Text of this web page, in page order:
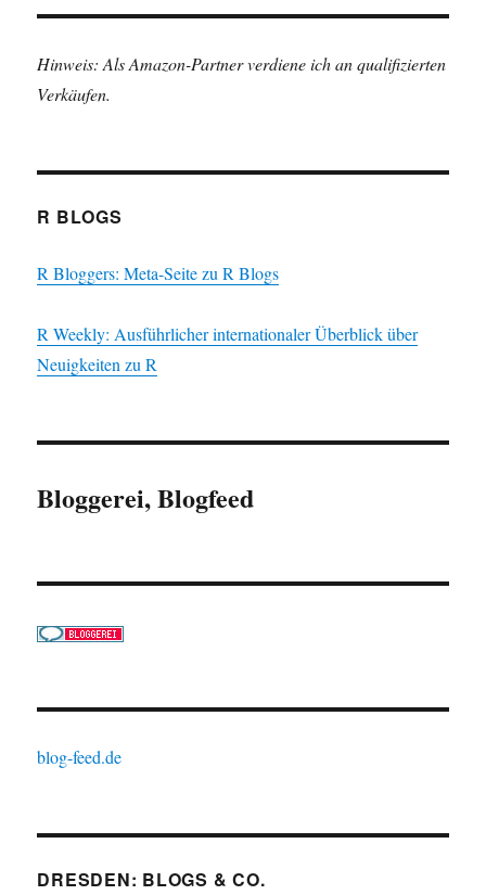
Hinweis: Als Amazon-Partner verdiene ich an qualifizierten
Verkäufen.
R BLOGS
R Bloggers: Meta-Seite zu R Blogs
R Weekly: Ausführlicher internationaler Überblick über
Neuigkeiten zu R
Bloggerei, Blogfeed
blog-feed.de
DRESDEN: BLOGS & CO.